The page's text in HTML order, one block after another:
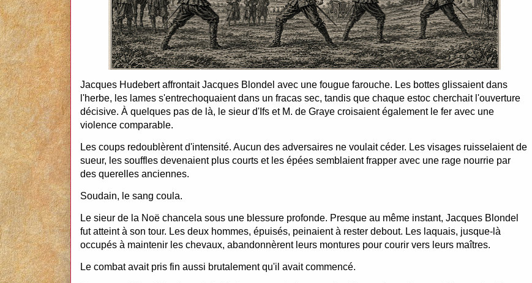
Jacques Hudebert affrontait Jacques Blondel avec une fougue farouche. Les bottes glissaient dans
l'herbe, les lames s'entrechoquaient dans un fracas sec, tandis que chaque estoc cherchait l'ouverture
décisive. À quelques pas de là, le sieur d'Ifs et M. de Graye croisaient également le fer avec une
violence comparable.
Les coups redoublèrent d'intensité. Aucun des adversaires ne voulait céder. Les visages ruisselaient de
sueur, les souffles devenaient plus courts et les épées semblaient frapper avec une rage nourrie par
des querelles anciennes.
Soudain, le sang coula.
Le sieur de la Noë chancela sous une blessure profonde. Presque au même instant, Jacques Blondel
fut atteint à son tour. Les deux hommes, épuisés, peinaient à rester debout. Les laquais, jusque-là
occupés à maintenir les chevaux, abandonnèrent leurs montures pour courir vers leurs maîtres.
Le combat avait pris fin aussi brutalement qu'il avait commencé.